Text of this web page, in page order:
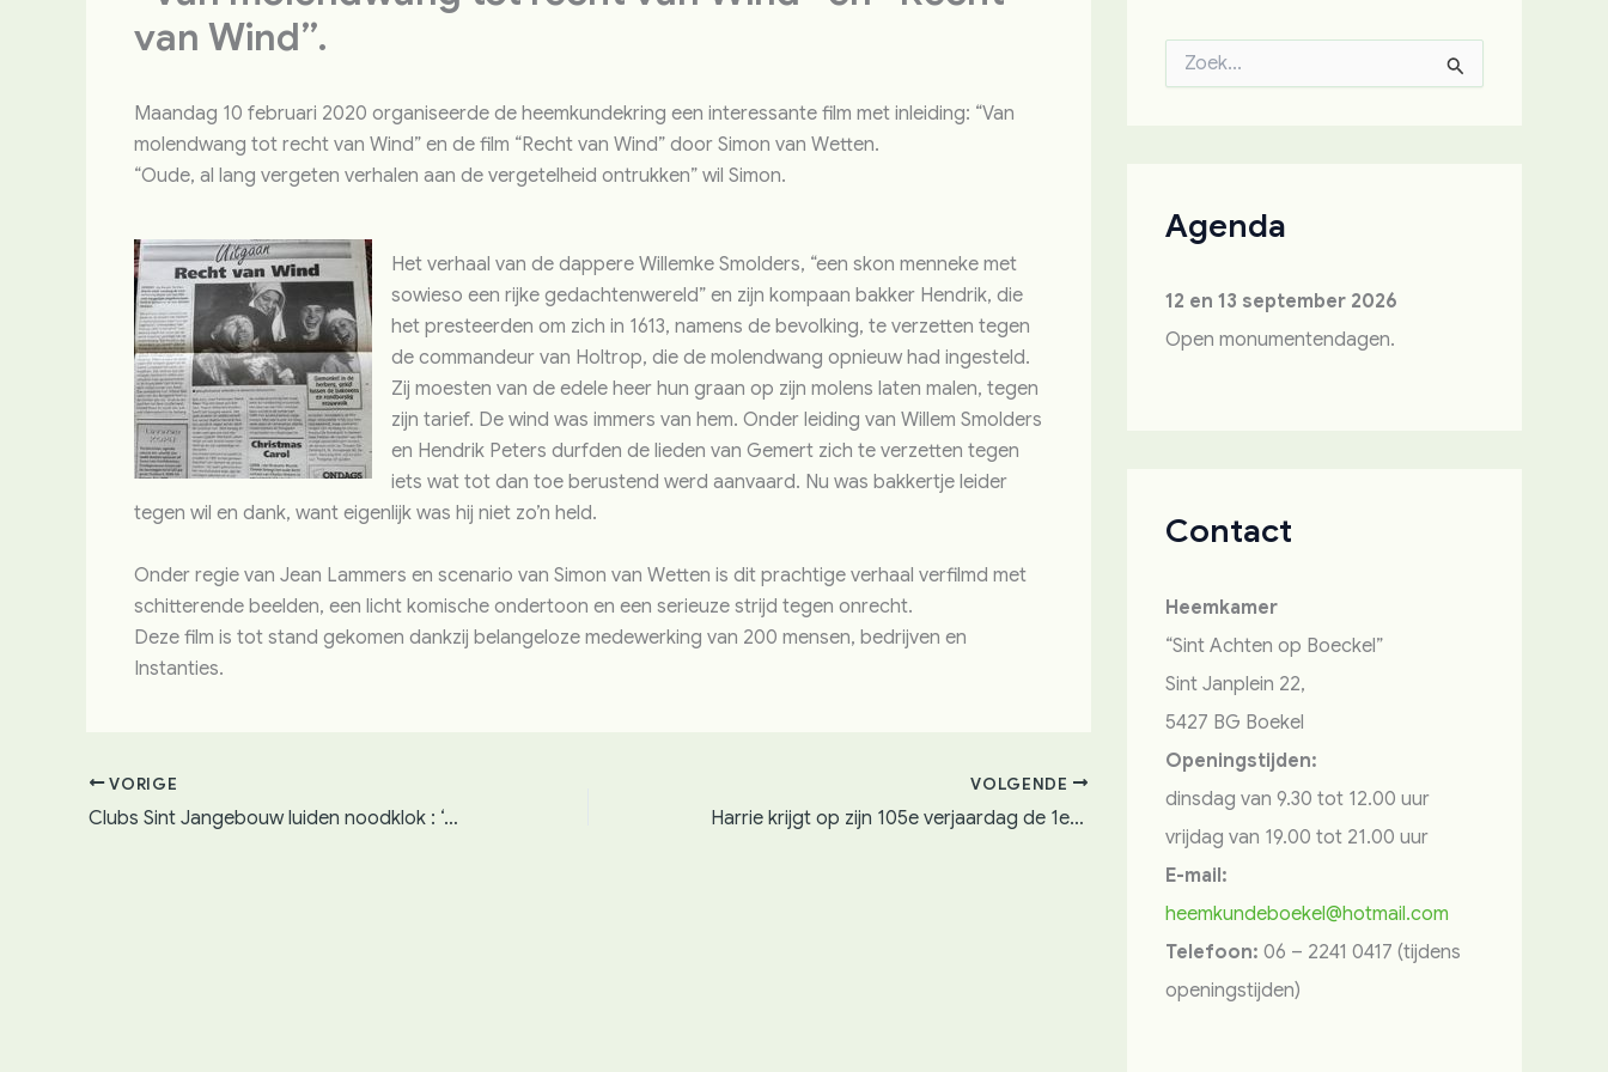
van Wind”.
Maandag 10 februari 2020 organiseerde de heemkundekring een interessante film met inleiding: “Van
molendwang tot recht van Wind” en de film “Recht van Wind” door Simon van Wetten.
“Oude, al lang vergeten verhalen aan de vergetelheid ontrukken” wil Simon.
Het verhaal van de dappere Willemke Smolders, “een skon menneke met
sowieso een rijke gedachtenwereld” en zijn kompaan bakker Hendrik, die
het presteerden om zich in 1613, namens de bevolking, te verzetten tegen
de commandeur van Holtrop, die de molendwang opnieuw had ingesteld.
Zij moesten van de edele heer hun graan op zijn molens laten malen, tegen
zijn tarief. De wind was immers van hem. Onder leiding van Willem Smolders
en Hendrik Peters durfden de lieden van Gemert zich te verzetten tegen
iets wat tot dan toe berustend werd aanvaard. Nu was bakkertje leider
tegen wil en dank, want eigenlijk was hij niet zo’n held.
Onder regie van Jean Lammers en scenario van Simon van Wetten is dit prachtige verhaal verfilmd met
schitterende beelden, een licht komische ondertoon en een serieuze strijd tegen onrecht.
Deze film is tot stand gekomen dankzij belangeloze medewerking van 200 mensen, bedrijven en
Instanties.
VORIGE
Clubs Sint Jangebouw luiden noodklok : ‘Alleen ME krijgt ons eruit’
VOLGENDE
Harrie krijgt op zijn 105e verjaardag de 1e-prijs-medaille van koe Bertha 2 uit 1946 terug.
:Agenda
12 en 13 september 2026
Open monumentendagen.
Contact
Heemkamer
“Sint Achten op Boeckel”
Sint Janplein 22,
5427 BG Boekel
Openingstijden:
dinsdag van 9.30 tot 12.00 uur
vrijdag van 19.00 tot 21.00 uur
E-mail:
heemkundeboekel@hotmail.com
Telefoon: 06 – 2241 0417 (tijdens
openingstijden)